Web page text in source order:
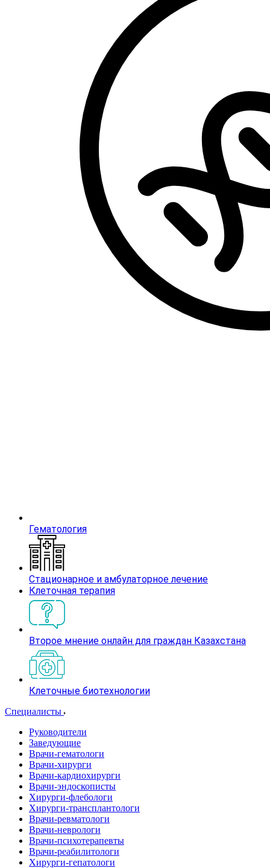
Гематология
Стационарное и амбулаторное лечение
Клеточная терапия
Второе мнение онлайн для граждан Казахстана
Клеточные биотехнологии
Специалисты
Руководители
Заведующие
Врачи-гематологи
Врачи-хирурги
Врачи-кардиохирурги
Врачи-эндоскописты
Хирурги-флебологи
Хирурги-трансплантологи
Врачи-ревматологи
Врачи-неврологи
Врачи-психотерапевты
Врачи-реабилитологи
Хирурги-гепатологи